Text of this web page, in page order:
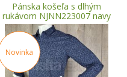
Pánska košeľa s dlhým
rukávom NJNN223007 navy
Novinka